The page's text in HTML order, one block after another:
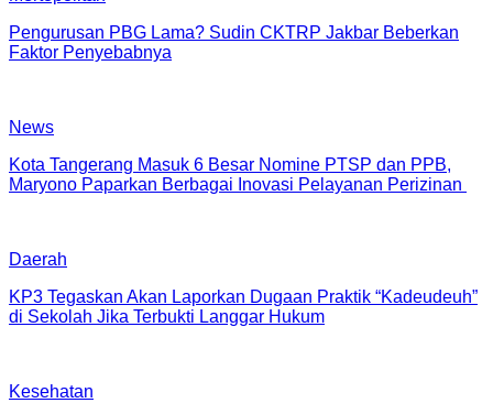
Pengurusan PBG Lama? Sudin CKTRP Jakbar Beberkan
Faktor Penyebabnya
News
Kota Tangerang Masuk 6 Besar Nomine PTSP dan PPB,
Maryono Paparkan Berbagai Inovasi Pelayanan Perizinan
Daerah
KP3 Tegaskan Akan Laporkan Dugaan Praktik “Kadeudeuh”
di Sekolah Jika Terbukti Langgar Hukum
Kesehatan